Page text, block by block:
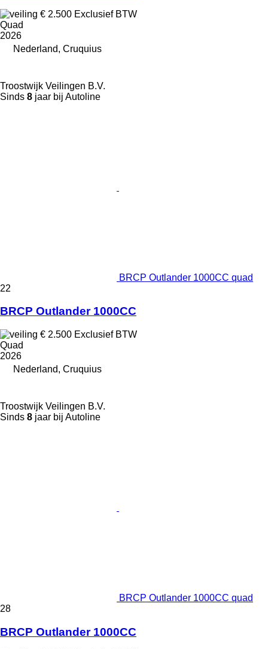
€ 2.500 Exclusief BTW
Quad
2026
Nederland, Cruquius
Troostwijk Veilingen B.V.
Sinds 8 jaar bij Autoline
BRCP Outlander 1000CC quad
22
BRCP Outlander 1000CC
€ 2.500 Exclusief BTW
Quad
2026
Nederland, Cruquius
Troostwijk Veilingen B.V.
Sinds 8 jaar bij Autoline
BRCP Outlander 1000CC quad
28
BRCP Outlander 1000CC